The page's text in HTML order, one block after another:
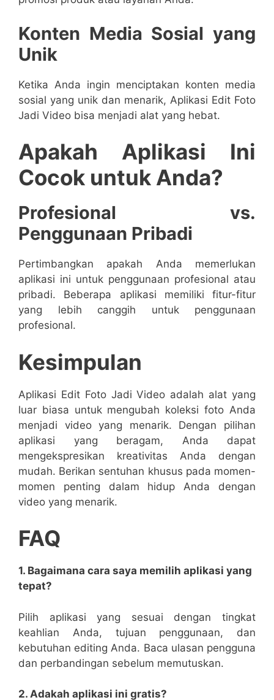
Konten Media Sosial yang
Unik
Ketika Anda ingin menciptakan konten media
sosial yang unik dan menarik, Aplikasi Edit Foto
Jadi Video bisa menjadi alat yang hebat.
Apakah Aplikasi Ini
Cocok untuk Anda?
Profesional vs.
Penggunaan Pribadi
Pertimbangkan apakah Anda memerlukan
aplikasi ini untuk penggunaan profesional atau
pribadi. Beberapa aplikasi memiliki fitur-fitur
yang lebih canggih untuk penggunaan
profesional.
Kesimpulan
Aplikasi Edit Foto Jadi Video adalah alat yang
luar biasa untuk mengubah koleksi foto Anda
menjadi video yang menarik. Dengan pilihan
aplikasi yang beragam, Anda dapat
mengekspresikan kreativitas Anda dengan
mudah. Berikan sentuhan khusus pada momen-
momen penting dalam hidup Anda dengan
video yang menarik.
FAQ
1. Bagaimana cara saya memilih aplikasi yang
tepat?
Pilih aplikasi yang sesuai dengan tingkat
keahlian Anda, tujuan penggunaan, dan
kebutuhan editing Anda. Baca ulasan pengguna
dan perbandingan sebelum memutuskan.
2. Adakah aplikasi ini gratis?